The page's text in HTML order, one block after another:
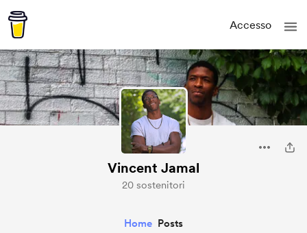
Accesso
Vincent Jamal
20 sostenitori
Home Posts